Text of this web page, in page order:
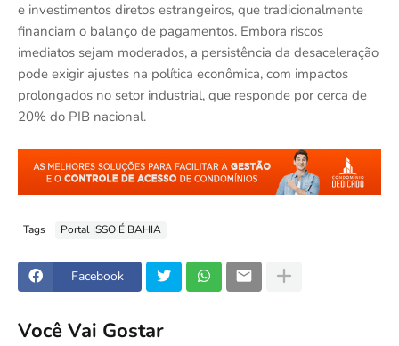
e investimentos diretos estrangeiros, que tradicionalmente
financiam o balanço de pagamentos. Embora riscos
imediatos sejam moderados, a persistência da desaceleração
pode exigir ajustes na política econômica, com impactos
prolongados no setor industrial, que responde por cerca de
20% do PIB nacional.
Tags Portal ISSO É BAHIA
Facebook
Você Vai Gostar